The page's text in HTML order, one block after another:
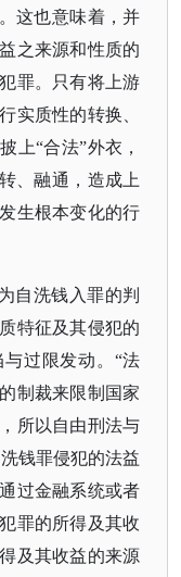
这也意味着，并
之来源和性质的
罪。只有将上游
实质性的转换、
上“合法”外衣，
、融通，造成上
生根本变化的行
自洗钱入罪的判
特征及其侵犯的
过限发动。“法
制裁来限制国家
所以自由刑法与
洗钱罪侵犯的法益
过金融系统或者
罪的所得及其收
及其收益的来源